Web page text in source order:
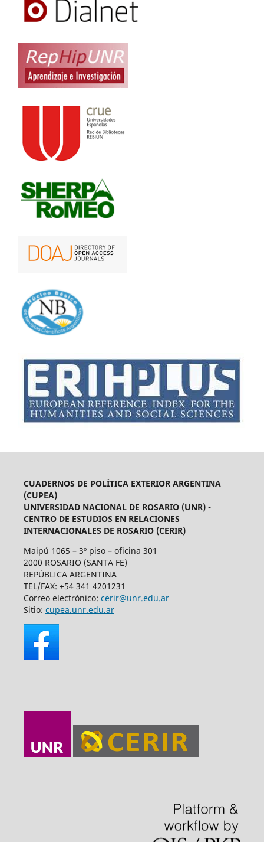
CUADERNOS DE POLÍTICA EXTERIOR ARGENTINA
(CUPEA)
UNIVERSIDAD NACIONAL DE ROSARIO (UNR) -
CENTRO DE ESTUDIOS EN RELACIONES
INTERNACIONALES DE ROSARIO (CERIR)
Maipú 1065 – 3º piso – oficina 301
2000 ROSARIO (SANTA FE)
REPÚBLICA ARGENTINA
TEL/FAX: +54 341 4201231
Correo electrónico: cerir@unr.edu.ar
Sitio: cupea.unr.edu.ar